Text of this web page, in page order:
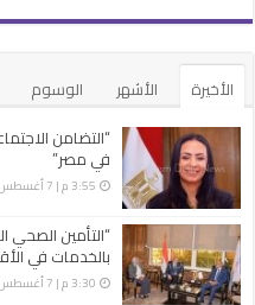
الأخيرة الأشهر
الوسوم
“التضامن
في مصر”
3:55 م | 7 أغسطس، 2026
“التأمين الصحي
بالخدمات في
3:30 م | 7 أغسطس، 2026